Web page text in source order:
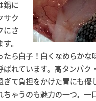
鍋に
サク
にさ
。
たら白子！白くなめらか
ばれています。高タンパク
ぎて負担をかけた胃にも
ちゃうのも魅力の一つ。